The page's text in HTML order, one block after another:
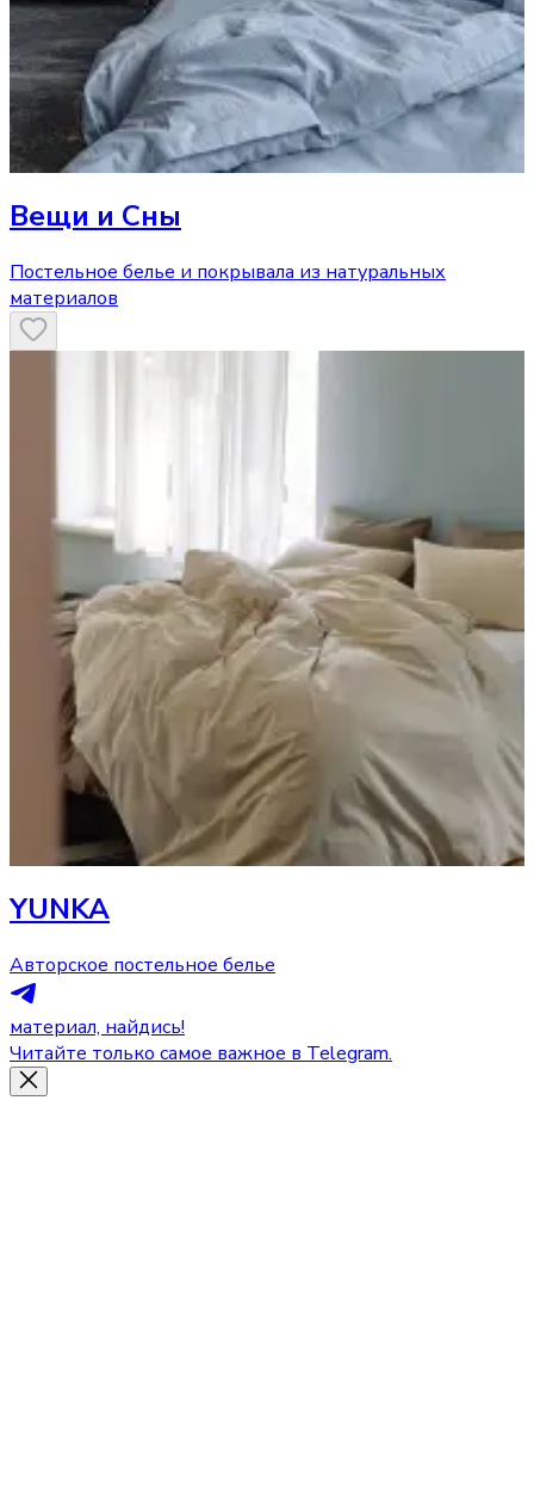
Вещи и Сны
Постельное белье и покрывала из натуральных
материалов
YUNKA
Авторское постельное белье
материал, найдись!
Читайте только самое важное в Telegram.